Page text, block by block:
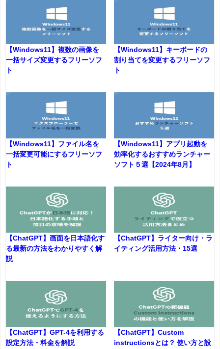
【Windows11】複数の画像を
一括サイズ変更するフリーソフ
ト
【Windows11】キーボードの
割り当てを変更するフリーソフ
ト
【Windows11】ファイル名を
一括変更可能にするフリーソフ
ト
【Windows11】アプリ起動を
効率化するおすすめランチャー
ソフト５選【2024年8月】
【ChatGPT】画面を日本語化す
る最新の方法をわかりやすく解
説
【ChatGPT】ライター向け・ラ
イティング活用方法・15選
【ChatGPT】GPT-4を利用する
設定方法・料金を解説
【ChatGPT】Custom
instructionsとは？ 使い方と設